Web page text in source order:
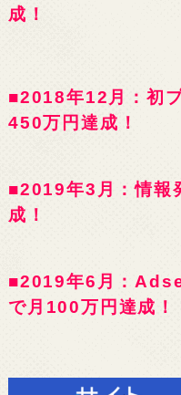
成！
■2018年12月：初
450万円達成！
■2019年3月：情報
成！
■2019年6月：
で月100万円達成！